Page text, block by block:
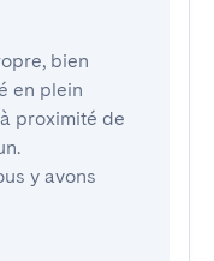
bien
en plein
proximité de
y avons